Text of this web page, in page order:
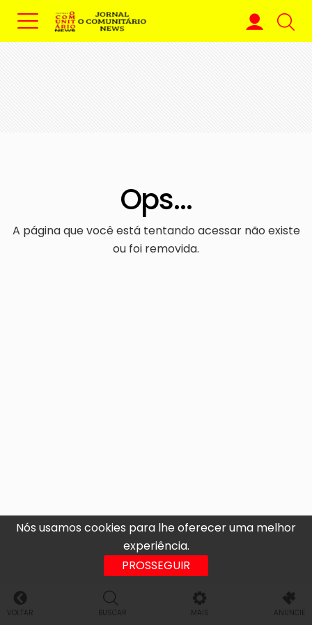
Nós usamos cookies para lhe oferecer uma melhor
experiência.
PROSSEGUIR
Ops...
A página que você está tentando acessar não existe
ou foi removida.
VOLTAR BUSCAR MAIS ANUNCIE